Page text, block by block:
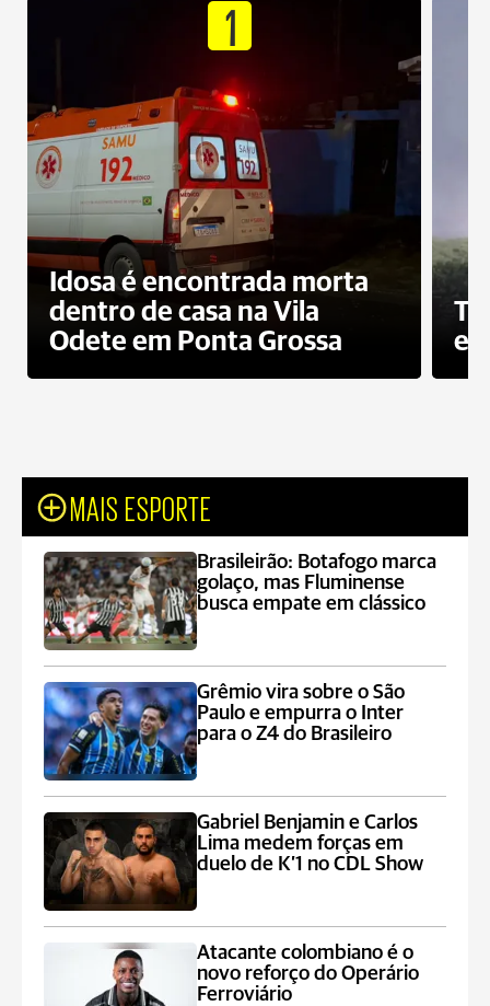
1
Idosa é encontrada morta
dentro de casa na Vila
Odete em Ponta Grossa
e
MAIS ESPORTE
Brasileirão: Botafogo marca
golaço, mas Fluminense
busca empate em clássico
Grêmio vira sobre o São
Paulo e empurra o Inter
para o Z4 do Brasileiro
Gabriel Benjamin e Carlos
Lima medem forças em
duelo de K’1 no CDL Show
Atacante colombiano é o
novo reforço do Operário
Ferroviário